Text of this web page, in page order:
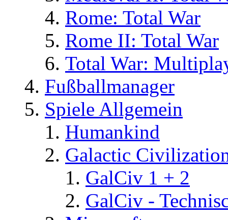
Rome: Total War
Rome II: Total War
Total War:
Fußballmanager
Spiele Allgemein
Humankind
Galactic
GalCiv 1 + 2
GalCiv -